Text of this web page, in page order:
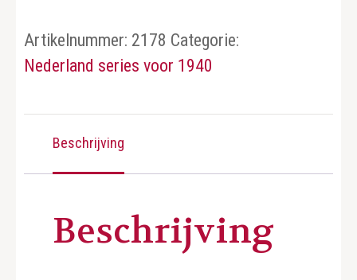
Artikelnummer: 2178 Categorie:
Nederland series voor 1940
Beschrijving
Beschrijving